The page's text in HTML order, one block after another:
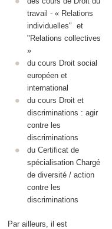
travail - « Relations
individuelles" et
"Relations collectives
»
du cours Droit social
européen et
international
du cours Droit et
discriminations : agir
contre les
discriminations
du Certificat de
spécialisationChargé
de diversité / action
contre les
discriminations
Par ailleurs, il est